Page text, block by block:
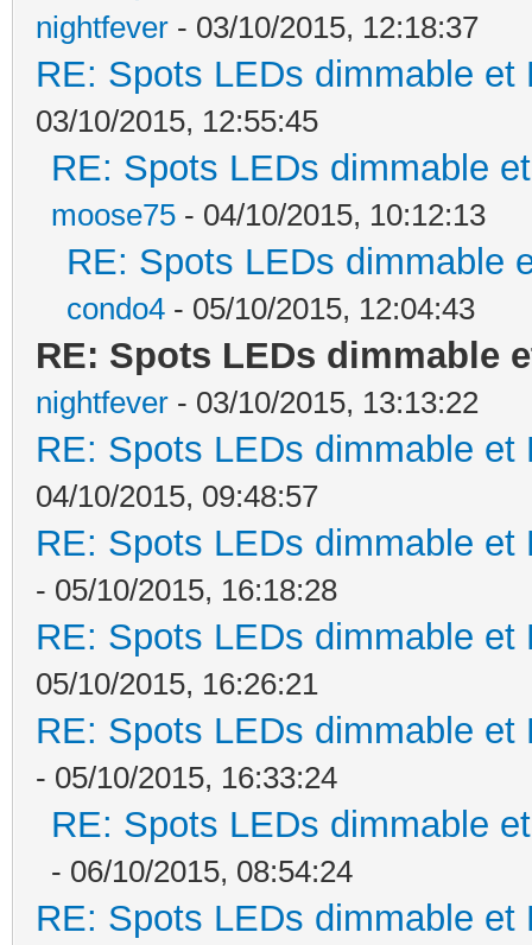
nightfever - 03/10/2015, 12:18:37
RE: Spots LEDs dimmable
03/10/2015, 12:55:45
RE: Spots LEDs dimmable
moose75 - 04/10/2015, 10:12:13
RE: Spots LEDs dimmable
condo4 - 05/10/2015, 12:04:43
RE: Spots LEDs dimmable
nightfever - 03/10/2015, 13:13:22
RE: Spots LEDs dimmable
04/10/2015, 09:48:57
RE: Spots LEDs dimmable
- 05/10/2015, 16:18:28
RE: Spots LEDs dimmable
05/10/2015, 16:26:21
RE: Spots LEDs dimmable
- 05/10/2015, 16:33:24
RE: Spots LEDs dimmable
- 06/10/2015, 08:54:24
RE: Spots LEDs dimmable